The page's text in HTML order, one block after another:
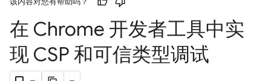
在 Chrome 开发者工具中实
现 CSP 和可信类型调试